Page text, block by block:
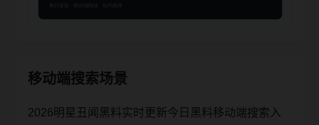
移动端搜索场景
2026明星丑闻黑料实时更新今日黑料移动端搜索入